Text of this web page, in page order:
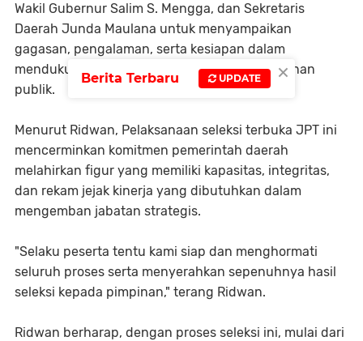
Wakil Gubernur Salim S. Mengga, dan Sekretaris
Daerah Junda Maulana untuk menyampaikan
gagasan, pengalaman, serta kesiapan dalam
mendukung kinerja pemerintahan dan pelayanan
publik.
Menurut Ridwan, Pelaksanaan seleksi terbuka JPT ini
mencerminkan komitmen pemerintah daerah
melahirkan figur yang memiliki kapasitas, integritas,
dan rekam jejak kinerja yang dibutuhkan dalam
mengemban jabatan strategis.
"Selaku peserta tentu kami siap dan menghormati
seluruh proses serta menyerahkan sepenuhnya hasil
seleksi kepada pimpinan," terang Ridwan.
Ridwan berharap, dengan proses seleksi ini, mulai dari
×
Berita Terbaru UPDATE